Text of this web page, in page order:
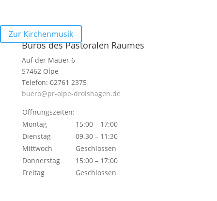
Zur Kirchen­musik
Büros des Pastoralen Raumes
Auf der Mauer 6
57462 Olpe
Telefon: 02761 2375
buero@pr-olpe-drolshagen.de
Öffnungszeiten:
Montag
15:00 – 17:00
Dienstag
09.30 – 11:30
Mittwoch
Geschlossen
Donnerstag
15:00 – 17:00
Freitag
Geschlossen